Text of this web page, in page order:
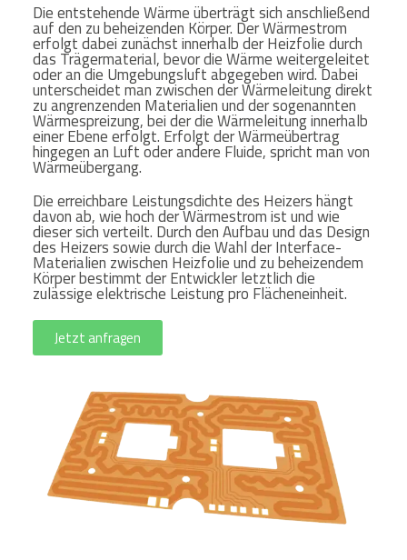
Die entstehende Wärme überträgt sich anschließend
auf den zu beheizenden Körper. Der Wärmestrom
erfolgt dabei zunächst innerhalb der Heizfolie durch
das Trägermaterial, bevor die Wärme weitergeleitet
oder an die Umgebungsluft abgegeben wird. Dabei
unterscheidet man zwischen der Wärmeleitung direkt
zu angrenzenden Materialien und der sogenannten
Wärmespreizung, bei der die Wärmeleitung innerhalb
einer Ebene erfolgt. Erfolgt der Wärmeübertrag
hingegen an Luft oder andere Fluide, spricht man von
Wärmeübergang.
Die erreichbare Leistungsdichte des Heizers hängt
davon ab, wie hoch der Wärmestrom ist und wie
dieser sich verteilt. Durch den Aufbau und das Design
des Heizers sowie durch die Wahl der Interface-
Materialien zwischen Heizfolie und zu beheizendem
Körper bestimmt der Entwickler letztlich die
zulässige elektrische Leistung pro Flächeneinheit.
Jetzt anfragen